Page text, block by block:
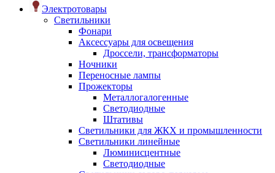
Электротовары
Светильники
Фонари
Аксессуары для освещения
Дроссели, трансформаторы
Ночники
Переносные лампы
Прожекторы
Металлогалогенные
Светодиодные
Штативы
Светильники для ЖКХ и промышленности
Светильники линейные
Люминисцентные
Светодиодные